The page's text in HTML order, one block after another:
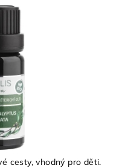
cesty, vhodný pro děti.